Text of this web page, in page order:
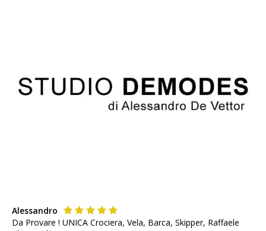
Alessandro
Da Provare ! UNICA Crociera, Vela, Barca, Skipper, Raffaele